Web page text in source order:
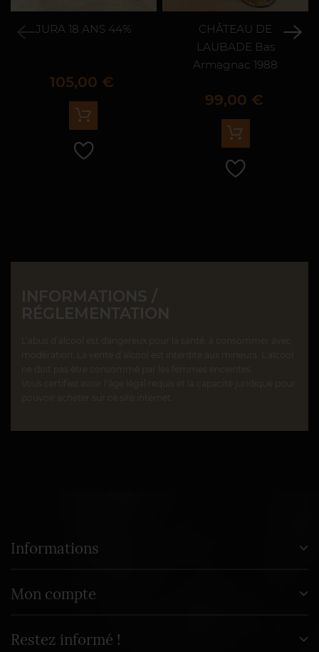
JURA 18 ANS 44%
Prix
105,00 €
CHÂTEAU DE
LAUBADE Bas
Armagnac 1988
Prix
99,00 €
INFORMATIONS /
RÉGLEMENTATION
Informations
Mon compte
Restez informé !